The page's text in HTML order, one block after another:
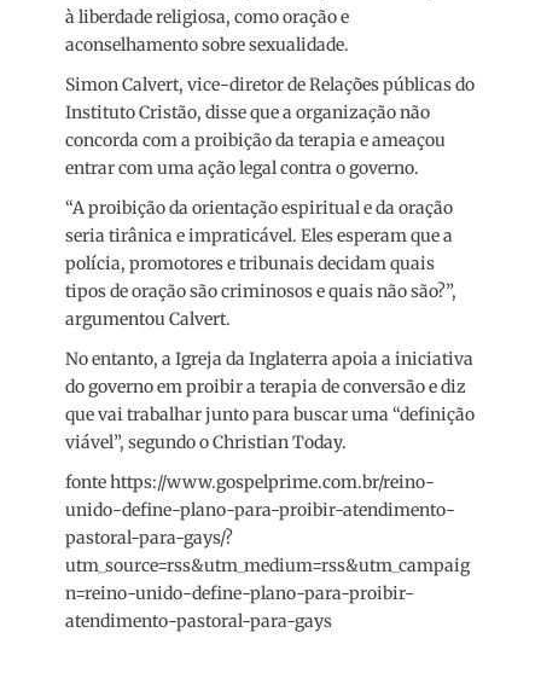
à liberdade religiosa, como oração e
aconselhamento sobre sexualidade.
Simon Calvert, vice-diretor de Relações públicas do
Instituto Cristão, disse que a organização não
concorda com a proibição da terapia e ameaçou
entrar com uma ação legal contra o governo.
“A proibição da orientação espiritual e da oração
seria tirânica e impraticável. Eles esperam que a
polícia, promotores e tribunais decidam quais
tipos de oração são criminosos e quais não são?”,
argumentou Calvert.
No entanto, a Igreja da Inglaterra apoia a iniciativa
do governo em proibir a terapia de conversão e diz
que vai trabalhar junto para buscar uma “definição
viável”, segundo o Christian Today.
fonte https://www.gospelprime.com.br/reino-
unido-define-plano-para-proibir-atendimento-
pastoral-para-gays/?
utm_source=rss&utm_medium=rss&utm_campaig
n=reino-unido-define-plano-para-proibir-
atendimento-pastoral-para-gays